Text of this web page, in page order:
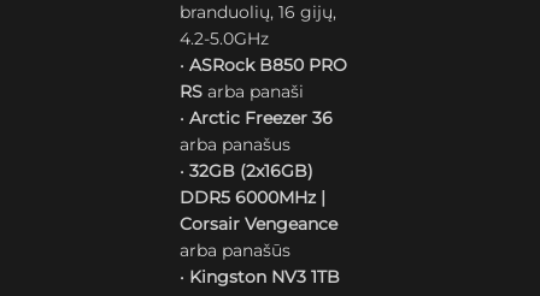
branduolių, 16 gijų,
4.2-5.0GHz
•ASRock B850 PRO
RS arba panaši
• Arctic Freezer 36
arba panašus
• 32GB (2x16GB)
DDR5 6000MHz |
Corsair Vengeance
arba panašūs
• Kingston NV3 1TB